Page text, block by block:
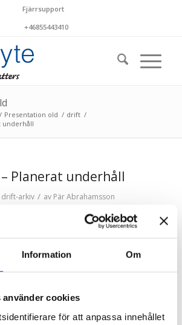
Information Om
använder cookies
för att anpassa innehållet
Fjärrsupport
+46855443410
/ Presentation old / drift /
underhåll
Planerat underhåll
drift-arkiv / av Pär Abrahamsson
november utförs planerat underhåll
06. Kortare störningar i
förekomma